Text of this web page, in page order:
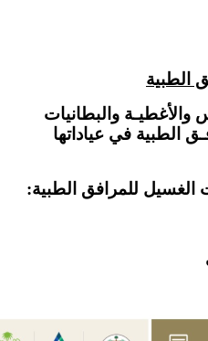
الطبية
والبطانيات
الطبية في عياداتها
للمرافق الطبية: